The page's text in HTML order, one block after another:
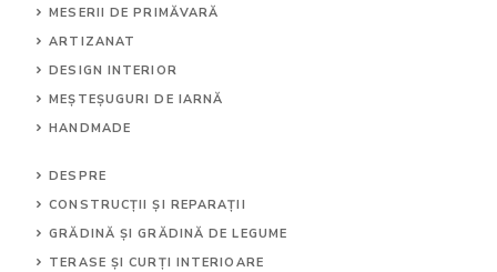
MESERII DE PRIMĂVARĂ
ARTIZANAT
DESIGN INTERIOR
MEȘTEȘUGURI DE IARNĂ
HANDMADE
DESPRE
CONSTRUCȚII ȘI REPARAȚII
GRĂDINĂ ȘI GRĂDINĂ DE LEGUME
TERASE ȘI CURȚI INTERIOARE